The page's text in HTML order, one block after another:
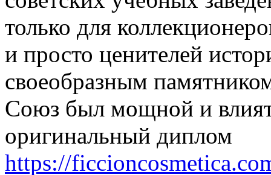
только для
и просто ценителей
своеобразным
Союз был мощной и
оригинальный диплом
https://